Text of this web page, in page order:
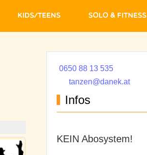
Kids/Teens Solo & Fitness
0650 88 13 535
tanzen@danek.at
Infos
KEIN Abosystem!